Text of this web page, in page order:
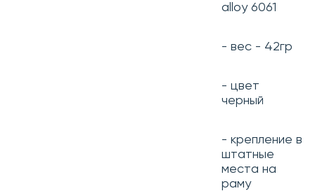
alloy 6061
- вес - 42гр
- цвет
черный
- крепление в
штатные
места на
раму